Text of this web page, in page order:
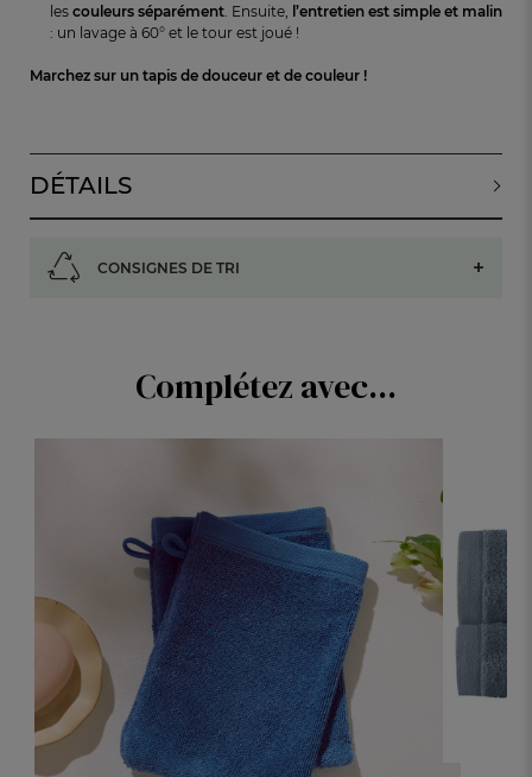
les couleurs séparément . Ensuite, l’entretien est simple et malin
: un lavage à 60° et le tour est joué !
Marchez sur un tapis de douceur et de couleur !
DÉTAILS
CONSIGNES DE TRI
Complétez avec...